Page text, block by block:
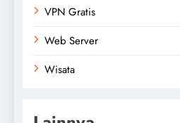
VPN Gratis
Web Server
Wisata